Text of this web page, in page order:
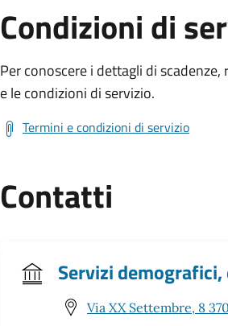
Condizioni di
Per conoscere i dettagli di
e le condizioni di servizio.
Termini e condizioni di servizio
Contatti
Servizi
Via XX Settembre, 8